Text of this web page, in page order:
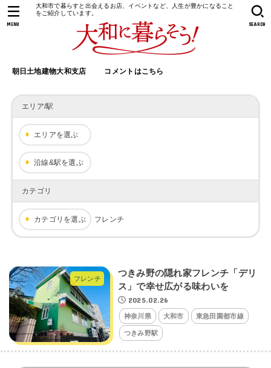
大和市で暮らすと出会えるお店、イベントなど、人生が豊かになること
をご紹介しています。
朝日土地建物大和支店 コメントはこちら
SEARCH
MENU
エリア/駅
エリアを選ぶ
沿線&駅を選ぶ
カテゴリ
カテゴリを選ぶ フレンチ
フレンチ
つきみ野の隠れ家フレンチ「デリ
ス」で幸せ広がる味わいを
2025.02.26
神奈川県 大和市 東急田園都市線
つきみ野駅